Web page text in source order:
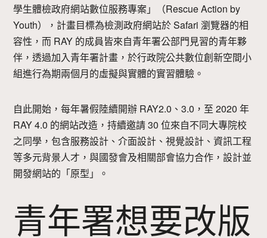
學生體檢政府網站數位服務專案」（Rescue Action by
Youth），計畫目標為檢測政府網站於 Safari 瀏覽器的相
容性，而 RAY 的成員皆來自青年署公部門見習的青年夥
伴，透過加入青年署計畫，於行政院公共數位創新空間小
組進行為期兩個月的虛擬與實體的實習體驗。
自此開始，每年暑假陸續開辦 RAY2.0、3.0，至 2020 年
RAY 4.0 的網站改造，持續邀請 30 位來自不同大專院校
之同學，包含服務設計、介面設計、視覺設計、資訊工程
等多元背景人才，與國發會及相關部會協力合作，設計並
開發網站的「原型」。
青年署想要改版